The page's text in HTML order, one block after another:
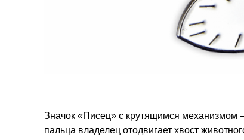
Значок «Писец» с крутящимся механизмом
пальца владелец отодвигает хвост